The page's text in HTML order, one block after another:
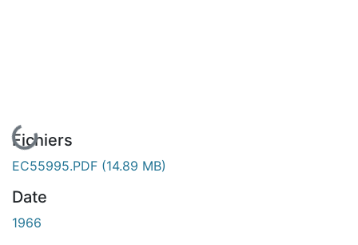
En cours de chargement...
Fichiers
EC55995.PDF (14.89 MB)
Date
1966